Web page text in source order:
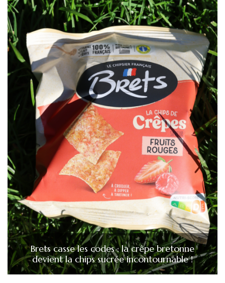
Brets casse les codes : la crêpe bretonne
devient la chips sucrée incontournable !